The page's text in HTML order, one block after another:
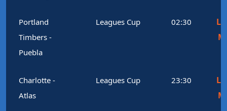
Portland
Timbers -
Puebla
Leagues Cup 02:30
Charlotte -
Atlas
Leagues Cup 23:30